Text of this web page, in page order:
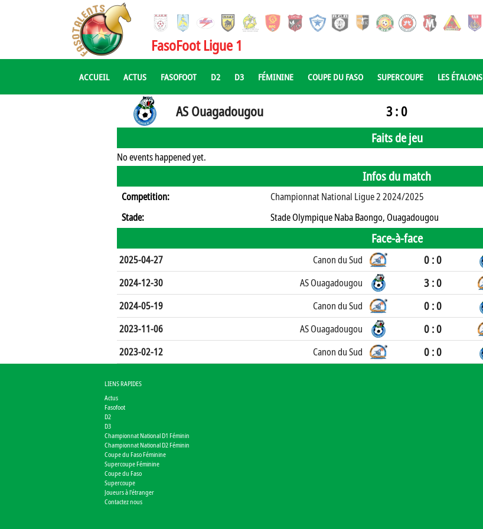
FasoFoot Ligue 1
ACCUEIL ACTUS FASOFOOT D2 D3 FÉMININE COUPE DU FASO SUPERCOUPE LES ÉTALONS
AS Ouagadougou 3 : 0
Faits de jeu
No events happened yet.
Infos du match
Competition:
Championnat National Ligue 2 2024/2025
Stade:
Stade Olympique Naba Baongo, Ouagadougou
Face-à-face
2025-04-27 Canon du Sud 0 : 0
2024-12-30
AS Ouagadougou 3 : 0
2024-05-19
Canon du Sud 0 : 0
2023-11-06
AS Ouagadougou 0 : 0
2023-02-12
Canon du Sud 0 : 0
LIENS RAPIDES
Actus
Fasofoot
D2
D3
Championnat National D1 Féminin
Championnat National D2 Féminin
Coupe du Faso Féminine
Supercoupe Féminine
Coupe du Faso
Supercoupe
Joueurs à l'étranger
Contactez nous